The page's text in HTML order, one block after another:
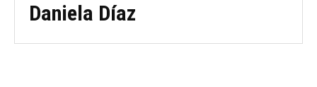
Daniela Díaz